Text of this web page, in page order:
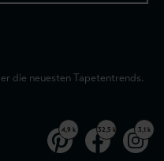
die neuesten Tapetentrends.
4,9 k 32,5 k 3,1 k